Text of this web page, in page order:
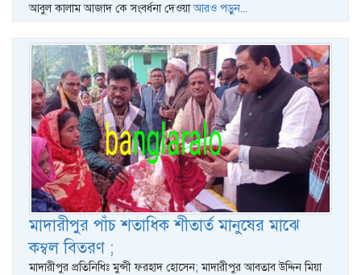
আবুল কালাম আজাদ কে সংবর্ধনা দেওয়াআরও পড়ুন...
মাদারীপুর পাঁচ শতাধিক শীতার্ত মানুষের মাঝে
কম্বল বিতরণ ;
মাদারীপুর প্রতিনিধিঃ মুন্সী ফরহাদ হোসেন; মাদারীপুর আবতাব উদ্দিন মিয়া